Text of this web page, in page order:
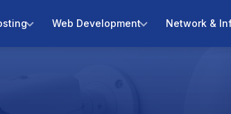
Web Development Network &